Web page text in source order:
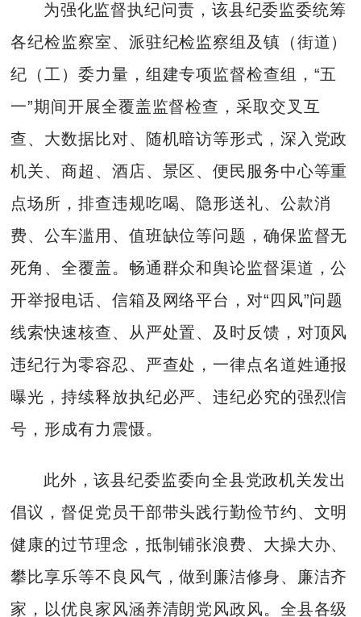
为强化监督执纪问责，该县纪委监委统筹
各纪检监察室、派驻纪检监察组及镇（街道）
纪（工）委力量，组建专项监督检查组，“五
一”期间开展全覆盖监督检查，采取交叉互
查、大数据比对、随机暗访等形式，深入党政
机关、商超、酒店、景区、便民服务中心等重
点场所，排查违规吃喝、隐形送礼、公款消
费、公车滥用、值班缺位等问题，确保监督无
死角、全覆盖。畅通群众和舆论监督渠道，公
开举报电话、信箱及网络平台，对“四风”问题
线索快速核查、从严处置、及时反馈，对顶风
违纪行为零容忍、严查处，一律点名道姓通报
曝光，持续释放执纪必严、违纪必究的强烈信
号，形成有力震慑。
此外，该县纪委监委向全县党政机关发出
倡议，督促党员干部带头践行勤俭节约、文明
健康的过节理念，抵制铺张浪费、大操大办、
攀比享乐等不良风气，做到廉洁修身、廉洁齐
家，以优良家风涵养清朗党风政风。全县各级